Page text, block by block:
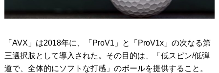
「AVX」は2018年に、「ProV1」と「ProV1x」の次なる第
三選択肢として導入された。その目的は、「低スピン/低弾
道で、全体的にソフトな打感」のボールを提供すること。